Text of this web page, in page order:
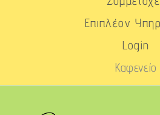
Επιπλέον
Login
Καφενείο